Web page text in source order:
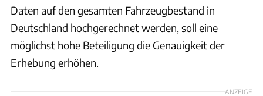
Daten auf den gesamten Fahrzeugbestand in
Deutschland hochgerechnet werden, soll eine
möglichst hohe Beteiligung die Genauigkeit der
Erhebung erhöhen.
ANZEIGE